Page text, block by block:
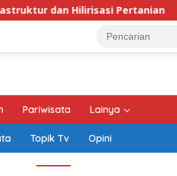
Hilirisasi Pertanian Warga
Pariwisata Lainya
Topik Tv Opini